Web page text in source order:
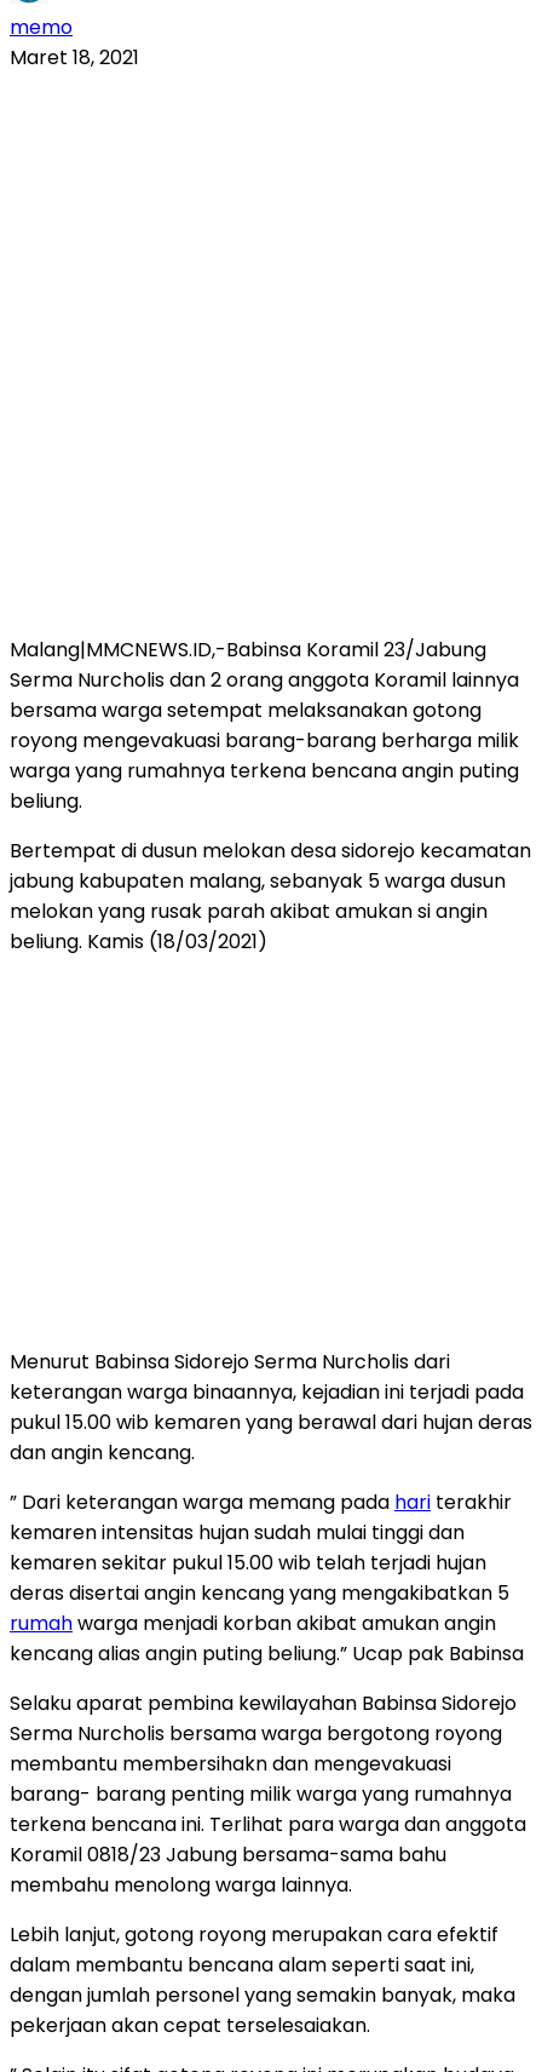
memo
Maret 18, 2021
Malang|MMCNEWS.ID,-Babinsa Koramil 23/Jabung
Serma Nurcholis dan 2 orang anggota Koramil lainnya
bersama warga setempat melaksanakan gotong
royong mengevakuasi barang-barang berharga milik
warga yang rumahnya terkena bencana angin puting
beliung.
Bertempat di dusun melokan desa sidorejo kecamatan
jabung kabupaten malang, sebanyak 5 warga dusun
melokan yang rusak parah akibat amukan si angin
beliung. Kamis (18/03/2021)
Menurut Babinsa Sidorejo Serma Nurcholis dari
keterangan warga binaannya, kejadian ini terjadi pada
pukul 15.00 wib kemaren yang berawal dari hujan deras
dan angin kencang.
” Dari keterangan warga memang pada hari terakhir
kemaren intensitas hujan sudah mulai tinggi dan
kemaren sekitar pukul 15.00 wib telah terjadi hujan
deras disertai angin kencang yang mengakibatkan 5
rumahwarga menjadi korban akibat amukan angin
kencang alias angin puting beliung.” Ucap pak Babinsa
Selaku aparat pembina kewilayahan Babinsa Sidorejo
Serma Nurcholis bersama warga bergotong royong
membantu membersihakn dan mengevakuasi
barang- barang penting milik warga yang rumahnya
terkena bencana ini. Terlihat para warga dan anggota
Koramil 0818/23 Jabung bersama-sama bahu
membahu menolong warga lainnya.
Lebih lanjut, gotong royong merupakan cara efektif
dalam membantu bencana alam seperti saat ini,
dengan jumlah personel yang semakin banyak, maka
pekerjaan akan cepat terselesaiakan.